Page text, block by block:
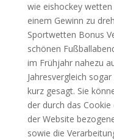
wie eishockey
einem Gewinn zu
Sportwetten Bonus
schönen
im Frühjahr nahezu
Jahresvergleich
kurz gesagt. Sie
der durch das
der Website
sowie die